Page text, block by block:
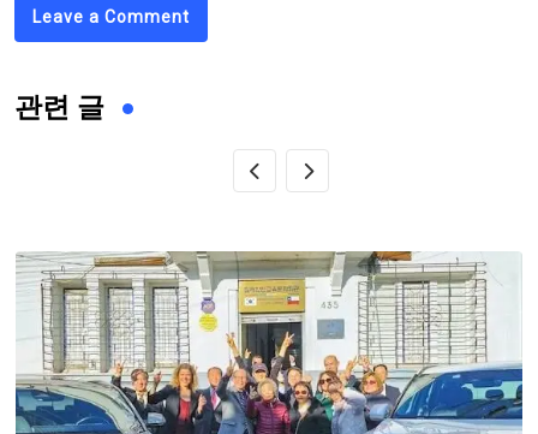
Leave a Comment
관련 글